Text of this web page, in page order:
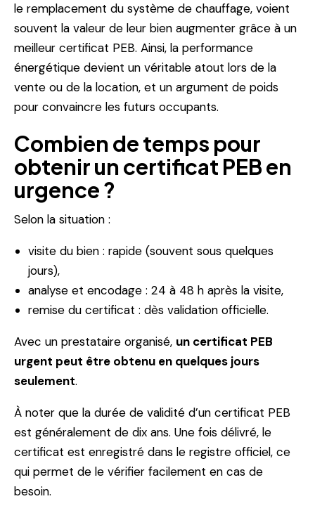
le remplacement du système de chauffage, voient
souvent la valeur de leur bien augmenter grâce à un
meilleur certificat PEB. Ainsi, la performance
énergétique devient un véritable atout lors de la
vente ou de la location, et un argument de poids
pour convaincre les futurs occupants.
Combien de temps pour
obtenir un certificat PEB en
urgence ?
Selon la situation :
visite du bien : rapide (souvent sous quelques
jours),
analyse et encodage : 24 à 48 h après la visite,
remise du certificat : dès validation officielle.
Avec un prestataire organisé, un certificat PEB
urgent peut être obtenu en quelques jours
seulement.
À noter que la durée de validité d’un certificat PEB
est généralement de dix ans. Une fois délivré, le
certificat est enregistré dans le registre officiel, ce
qui permet de le vérifier facilement en cas de
besoin.